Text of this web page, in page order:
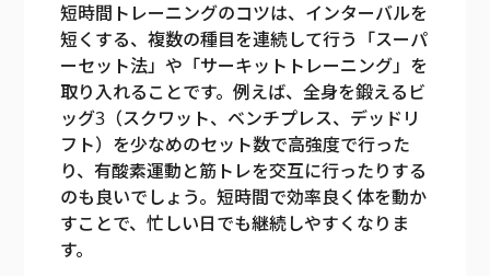
短時間トレーニングのコツは、インターバルを
短くする、複数の種目を連続して行う「スーパ
ーセット法」や「サーキットトレーニング」を
取り入れることです。例えば、全身を鍛えるビ
ッグ3（スクワット、ベンチプレス、デッドリ
フト）を少なめのセット数で高強度で行った
り、有酸素運動と筋トレを交互に行ったりする
のも良いでしょう。短時間で効率良く体を動か
すことで、忙しい日でも継続しやすくなりま
す。